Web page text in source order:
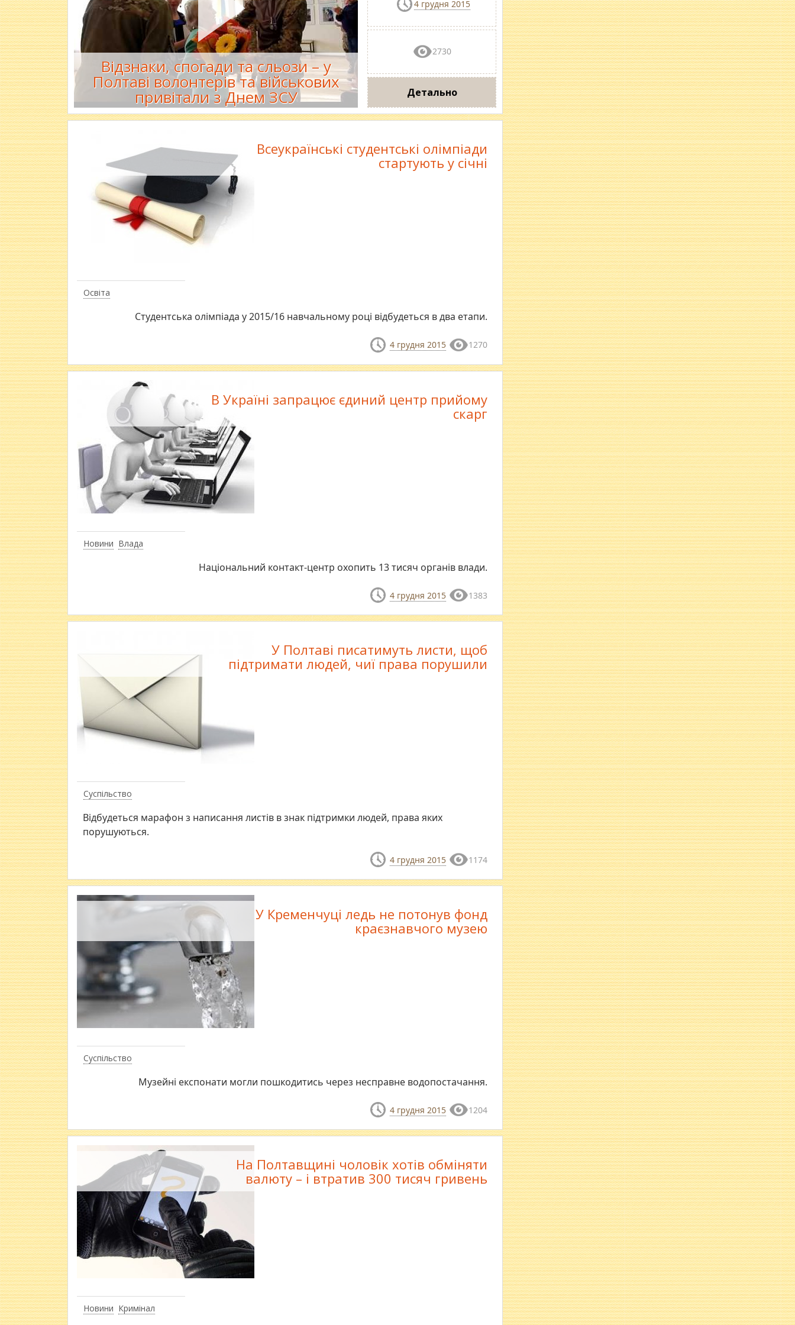
Відзнаки, спогади та сльози – у
Полтаві волонтерів та військових
привітали з Днем ЗСУ
4 грудня 2015
2730
Детально
Освіта
Всеукраїнські студентські олімпіади
стартують у січні
Студентська олімпіада у 2015/16 навчальному році відбудеться в два етапи.
4 грудня 2015 1270
Новини Влада
В Україні запрацює єдиний центр прийому
скарг
Національний контакт-центр охопить 13 тисяч органів влади.
4 грудня 2015 1383
Суспільство
У Полтаві писатимуть листи, щоб
підтримати людей, чиї права порушили
Відбудеться марафон з написання листів в знак підтримки людей, права яких
порушуються.
4 грудня 2015 1174
Суспільство
У Кременчуці ледь не потонув фонд
краєзнавчого музею
Музейні експонати могли пошкодитись через несправне водопостачання.
4 грудня 2015 1204
Новини Кримінал
На Полтавщині чоловік хотів обміняти
валюту – і втратив 300 тисяч гривень